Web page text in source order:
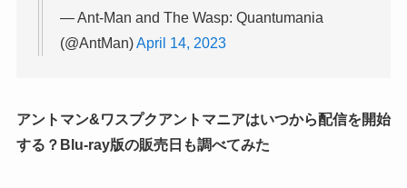
— Ant-Man and The Wasp: Quantumania
(@AntMan)April 14, 2023
アントマン&ワスプクアントマニアはいつから配信を開始
する？Blu-ray版の販売日も調べてみた